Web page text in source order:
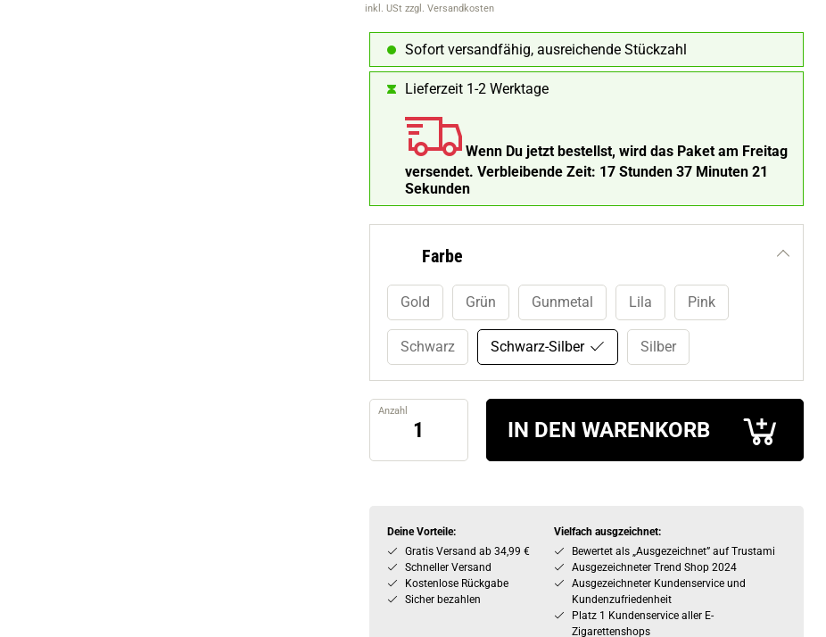
inkl. USt zzgl. Versandkosten
Sofort versandfähig, ausreichende Stückzahl
Lieferzeit 1-2 Werktage
Wenn Du jetzt bestellst, wird das Paket am Freitag
versendet. Verbleibende Zeit: 17 Stunden 37 Minuten 20
Sekunden
Farbe
Gold Grün Gunmetal Lila Pink
Schwarz Schwarz-Silber Silber
Anzahl
IN DEN WARENKORB
Deine Vorteile:
Gratis Versand ab 34,99 €
Schneller Versand
Kostenlose Rückgabe
Sicher bezahlen
Vielfach ausgzeichnet:
Bewertet als „Ausgezeichnet” auf Trustami
Ausgezeichneter Trend Shop 2024
Ausgezeichneter Kundenservice und
Kundenzufriedenheit
Platz 1 Kundenservice aller E-
Zigarettenshops